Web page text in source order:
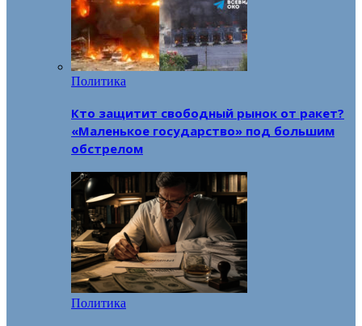
Политика
Кто защитит свободный рынок от ракет?
«Маленькое государство» под большим
обстрелом
Политика